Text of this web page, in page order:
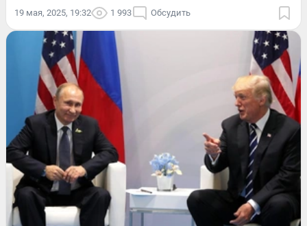
19 мая, 2025, 19:32 1 993 Обсудить